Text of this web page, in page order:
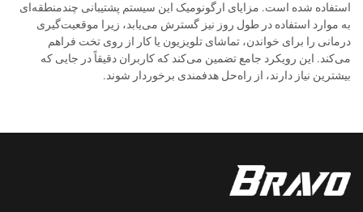
استفاده شده است. مزایای ارگونومیک این سیستم پشتیبانی چندمنطقه‌ای
به موارد استفاده در طول روز نیز گسترش می‌یابد، زیرا موقعیت‌گیری
درمانی را برای خواندن، تماشای تلویزیون یا کار از روی تخت فراهم
می‌کند. این رویکرد جامع تضمین می‌کند که کاربران دقیقاً در جایی که
بیشترین نیاز دارند، از راه‌حل هدفمندی برخوردار شوند.